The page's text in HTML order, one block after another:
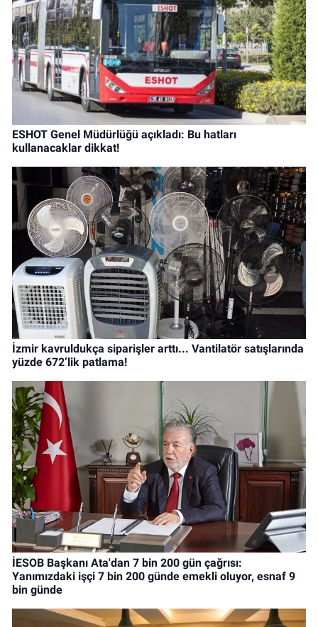
ESHOT Genel Müdürlüğü açıkladı: Bu hatları
kullanacaklar dikkat!
İzmir kavruldukça siparişler arttı... Vantilatör satışlarında
yüzde 672’lik patlama!
İESOB Başkanı Ata'dan 7 bin 200 gün çağrısı:
Yanımızdaki işçi 7 bin 200 günde emekli oluyor, esnaf 9
bin günde